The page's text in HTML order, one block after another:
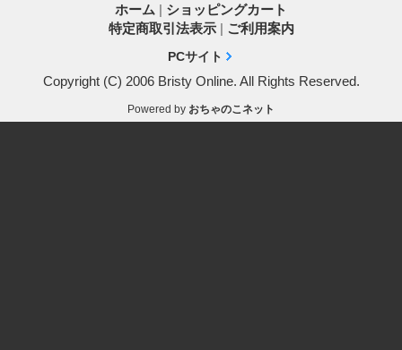
ホーム | ショッピングカート
特定商取引法表示 | ご利用案内
PCサイト
Copyright (C) 2006 Bristy Online. All Rights Reserved.
Powered by おちゃのこネット